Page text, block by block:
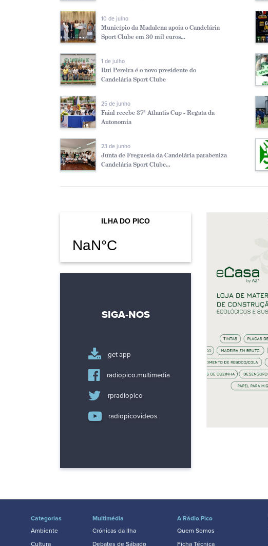
10 de julho
Município da Madalena apoia o Candelária
Sport Clube em 30 mil euros...
1 de julho
Rui Pereira é o novo presidente do
Candelária Sport Clube
25 de junho
Faial recebe 37ª Atlantis Cup - Regata da
Autonomia
23 de junho
Junta de Freguesia da Candelária parabeniza
Candelária Sport Clube...
SIGA-NOS
get app
radiopico.multimedia
rpradiopico
radiopicovideos
Categorias
Ambiente
Cultura
Multimédia
Crónicas da Ilha
Debates de Sábado
A Rádio Pico
Quem Somos
Ficha Técnica